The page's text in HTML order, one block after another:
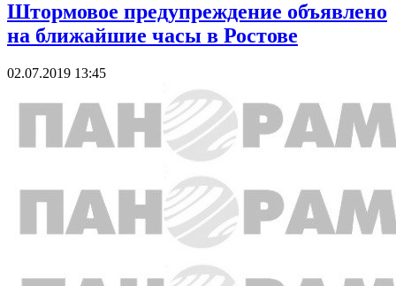
Штормовое предупреждение объявлено
на ближайшие часы в Ростове
02.07.2019 13:45